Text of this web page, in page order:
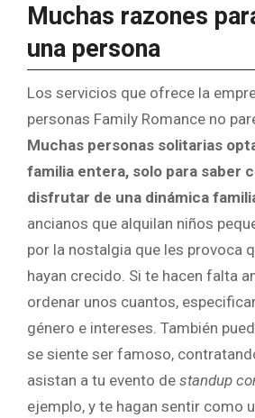
Muchas razones
una persona
Los servicios que ofrece la
personas Family Romance no
Muchas personas solitarias
familia entera, solo para saber
disfrutar de una dinámica
ancianos que alquilan niños
por la nostalgia que les provoca
hayan crecido. Si te hacen falta
ordenar unos cuantos,
género e intereses. También
se siente ser famoso,
asistan a tu evento de standup
ejemplo, y te hagan sentir como